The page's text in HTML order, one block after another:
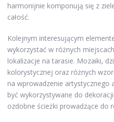
harmonijnie komponują się z
całość.
Kolejnym interesującym
wykorzystać w różnych
lokalizacje na tarasie. Mozaiki,
kolorystycznej oraz różnych
na wprowadzenie artystycznego
być wykorzystywane do
ozdobne ścieżki prowadzące do